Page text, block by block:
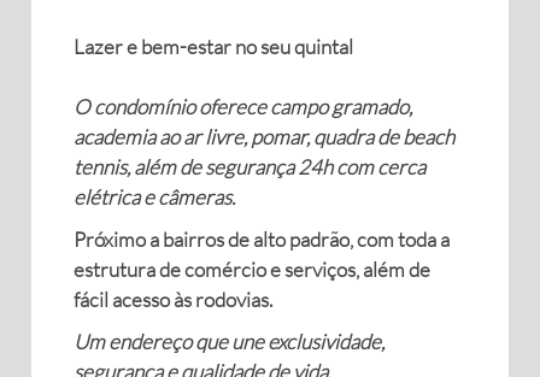
Lazer e bem-estar no seu quintal
O condomínio oferece campo gramado,
academia ao ar livre, pomar, quadra de beach
tennis, além de segurança 24h com cerca
elétrica e câmeras.
Próximo a bairros de alto padrão, com toda a
estrutura de comércio e serviços, além de
fácil acesso às rodovias.
Um endereço que une exclusividade,
segurança e qualidade de vida.